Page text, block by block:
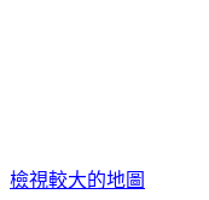
檢視較大的地圖